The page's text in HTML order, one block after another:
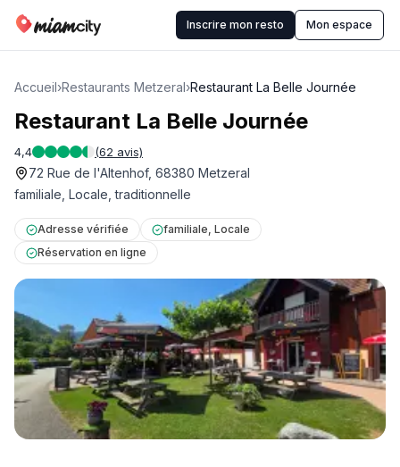
Inscrire mon resto Mon espace
Accueil›Restaurants Metzeral›Restaurant La Belle Journée
Restaurant La Belle Journée
4,4 (62 avis)
72 Rue de l'Altenhof, 68380 Metzeral
familiale, Locale, traditionnelle
Adresse vérifiée
familiale, Locale
Réservation en ligne